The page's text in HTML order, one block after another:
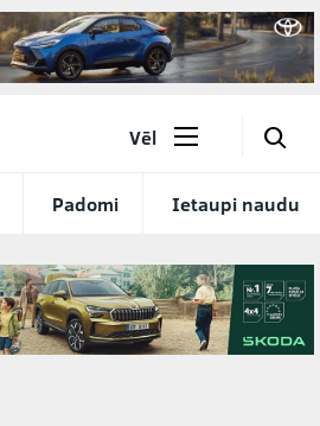
Padomi Ietaupi naudu
Vēl 🔎